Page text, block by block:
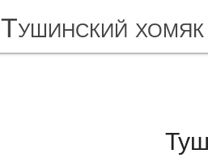
Тушинский хомяк